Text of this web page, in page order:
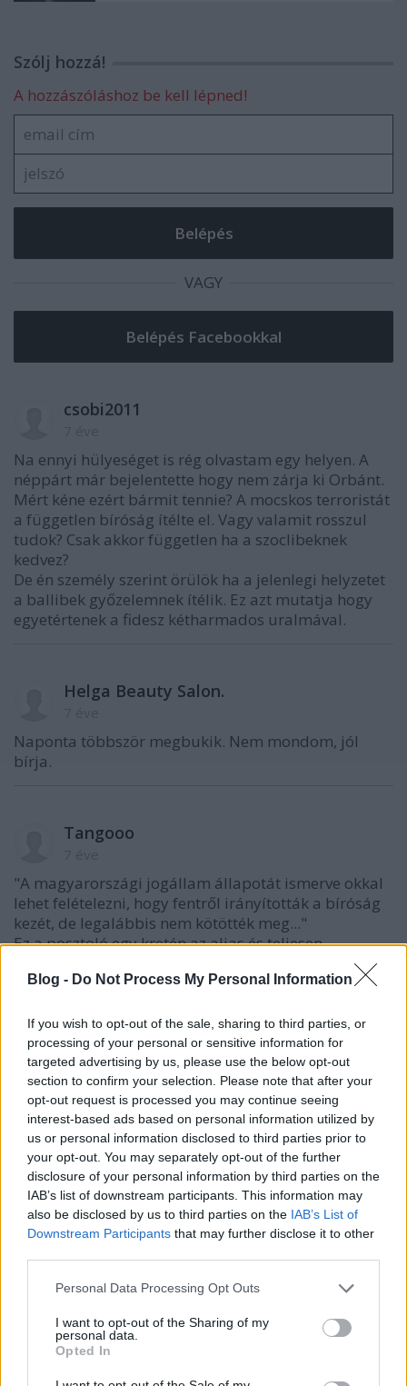
Blog - Do Not Process My Personal Information
If you wish to opt-out of the sale, sharing to third parties, or
processing of your personal or sensitive information for
targeted advertising by us, please use the below opt-out
section to confirm your selection. Please note that after your
opt-out request is processed you may continue seeing
interest-based ads based on personal information utilized by
us or personal information disclosed to third parties prior to
your opt-out. You may separately opt-out of the further
disclosure of your personal information by third parties on the
IAB’s list of downstream participants. This information may
also be disclosed by us to third parties on the IAB’s List of
Downstream Participants that may further disclose it to other
Please note that this website/app uses one or more Google
not limited to your visit or usage behaviour. You may click to
grant or deny consent to Google and its third-party tags to
use your data for below specified purposes in below Google
consent section.
Personal Data Processing Opt Outs
I want to opt-out of the Sharing of my
personal data.
Opted In
Szólj hozzá!
A hozzászóláshoz be kell lépned!
VAGY
csobi2011
Na ennyi hülyeséget is rég olvastam egy helyen. A
néppárt már bejelentette hogy nem zárja ki Orbánt.
Mért kéne ezért bármit tennie? A mocskos terroristát
a független bíróság ítélte el. Vagy valamit rosszul
tudok? Csak akkor független ha a szoclibeknek
kedvez?
De én személy szerint örülök ha a jelenlegi helyzetet
a ballibek győzelemnek ítélik. Ez azt mutatja hogy
egyetértenek a fidesz kétharmados uralmával.
Helga Beauty Salon.
Naponta többször megbukik. Nem mondom, jól
bírja.
Tangooo
"A magyarországi jogállam állapotát ismerve okkal
lehet felételezni, hogy fentről irányították a bíróság
kezét, de legalábbis nem kötötték meg..."
Ez a posztoló egy kretén az aljas és teljesen
Én csak ellenpéldákat tudnék sorolni, amikor a
kormánypártiakat akarták sokkolni. De sorolni
kellene néhányt azon ítéletek közül, amit a kormány
befolyásolt, vagy KUSSOLNI!
rallus
7 éve
"Orbán a strasbourgi szégyen után buldózerként fog
előremenni Európa szétverésére."
Ugyanitt egy strófával feljebb... Teljesen
megzavarodtam....
GNDL
7 éve